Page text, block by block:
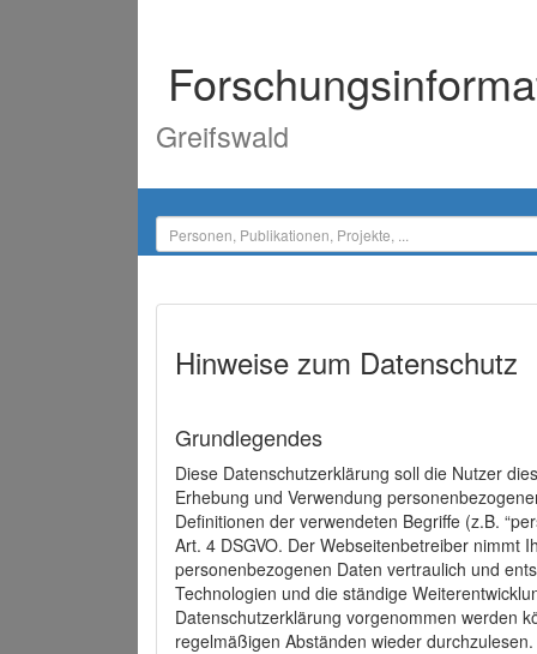
Greifswald
Hinweise zum Datenschutz
Grundlegendes
Diese Datenschutzerklärung soll die Nutzer
Erhebung und Verwendung
Definitionen der verwendeten Begriffe (z.B.
Art. 4 DSGVO. Der Webseitenbetreiber nimmt
personenbezogenen Daten vertraulich und
Technologien und die ständige
Datenschutzerklärung vorgenommen werden
regelmäßigen Abständen wieder durchzulesen.